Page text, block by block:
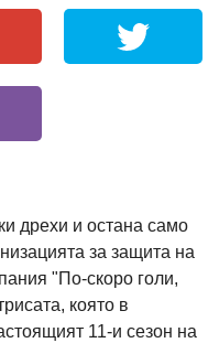
дрехи и остана само
за защита на
"По-скоро голи,
която в
11-и сезон на